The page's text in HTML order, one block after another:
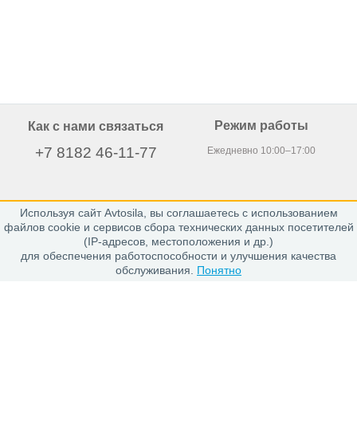
Используя сайт Avtosila, вы соглашаетесь с использованием
файлов cookie и сервисов сбора технических данных посетителей
(IP-адресов, местоположения и др.)
для обеспечения работоспособности и улучшения качества
обслуживания. Понятно
Как с нами связаться
+7 8182 46-11-77
163020, г. Архангельск,
пр. Никольский 15, офис 212
Режим работы
Ежедневно 10:00–17:00
Каталог